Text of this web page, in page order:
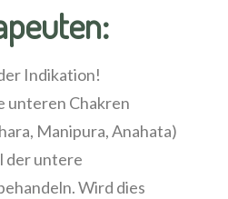
Indikation!
unteren Chakren
Manipura, Anahata)
der untere
Wird dies